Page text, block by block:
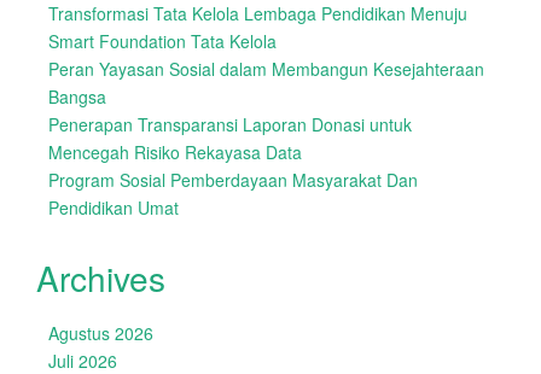
Transformasi Tata Kelola Lembaga Pendidikan Menuju
Smart Foundation Tata Kelola
Peran Yayasan Sosial dalam Membangun Kesejahteraan
Bangsa
Penerapan Transparansi Laporan Donasi untuk
Mencegah Risiko Rekayasa Data
Program Sosial Pemberdayaan Masyarakat Dan
Pendidikan Umat
Archives
Agustus 2026
Juli 2026